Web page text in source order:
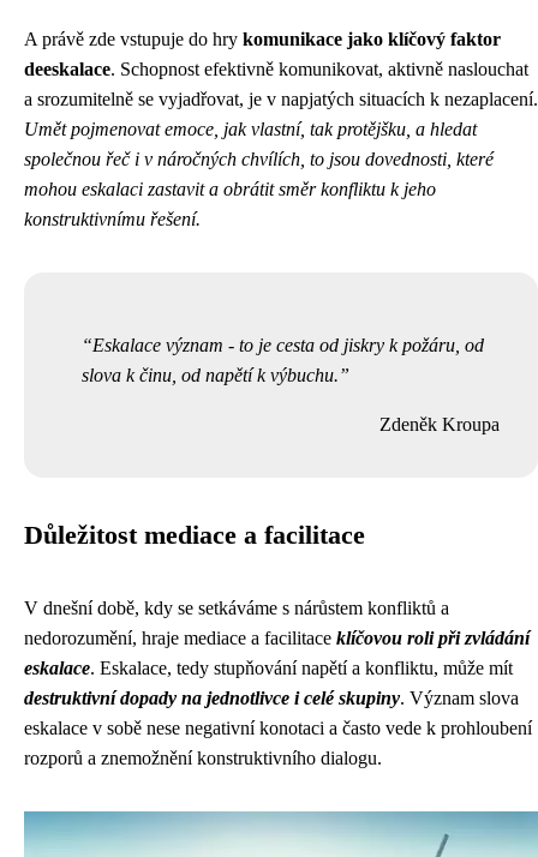
A právě zde vstupuje do hry komunikace jako klíčový faktor
deeskalace. Schopnost efektivně komunikovat, aktivně naslouchat
a srozumitelně se vyjadřovat, je v napjatých situacích k nezaplacení.
Umět pojmenovat emoce, jak vlastní, tak protějšku, a hledat
společnou řeč i v náročných chvílích, to jsou dovednosti, které
mohou eskalaci zastavit a obrátit směr konfliktu k jeho
konstruktivnímu řešení.
Eskalace význam - to je cesta od jiskry k požáru, od
slova k činu, od napětí k výbuchu.
Zdeněk Kroupa
Důležitost mediace a facilitace
V dnešní době, kdy se setkáváme s nárůstem konfliktů a
nedorozumění, hraje mediace a facilitace klíčovou roli při zvládání
eskalace. Eskalace, tedy stupňování napětí a konfliktu, může mít
destruktivní dopady na jednotlivce i celé skupiny. Význam slova
eskalace v sobě nese negativní konotaci a často vede k prohloubení
rozporů a znemožnění konstruktivního dialogu.